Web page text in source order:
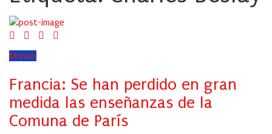
Mundo
Francia: Se han perdido en gran
medida las enseñanzas de la
Comuna de París